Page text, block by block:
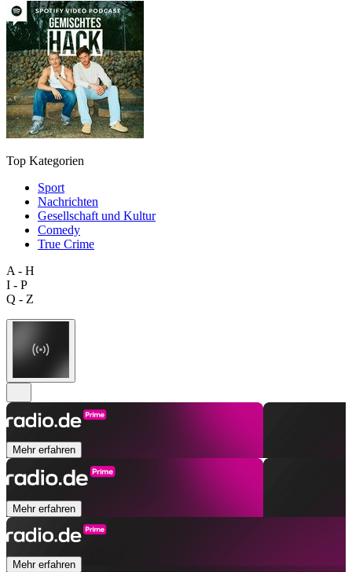
Top Kategorien
Sport
Nachrichten
Gesellschaft und Kultur
Comedy
True Crime
A - H
I - P
Q - Z
Mehr erfahren
Mehr erfahren
Mehr erfahren